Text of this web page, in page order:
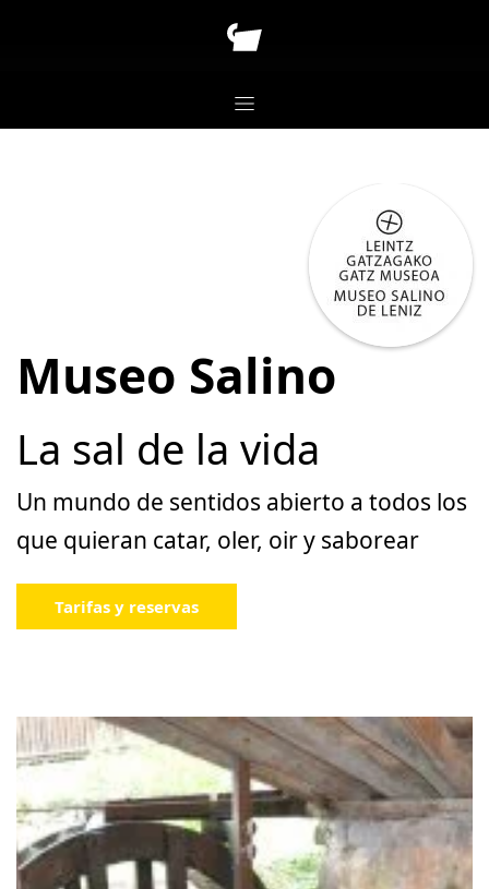
Museo Salino
La sal de la vida
Un mundo de sentidos abierto a todos los
que quieran catar, oler, oir y saborear
Tarifas y reservas